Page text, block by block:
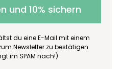
und 10% sichern
du eine E-Mail mit einem
Newsletter zu bestätigen.
im SPAM nach!)